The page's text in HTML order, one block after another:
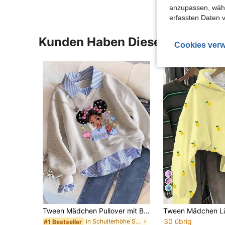
Kunden Haben Diese Artikel
Tween Mädchen Pullover mit Buchstaben-Grafik-Muster, warm, 2-in-1
#1 Bestseller in Schulterhöhe Sweatshirts für Mädchen im Teenage
15
30 übrig
anzupassen,
erfassten Daten
Cookies